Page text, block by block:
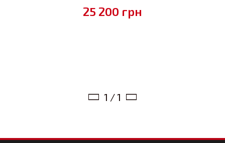
25 200 грн
1 / 1